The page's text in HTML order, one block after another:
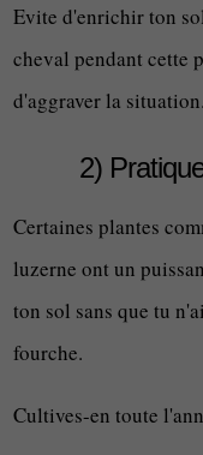
Evite d'enrichir ton
cheval pendant cette
d'aggraver la situation.
2)
Certaines plantes
luzerne ont un
ton sol sans que tu
fourche.
Cultives-en toute